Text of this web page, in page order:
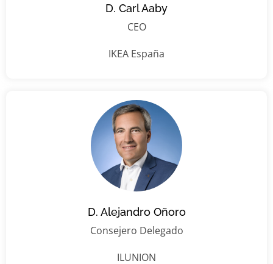
D. Carl Aaby
CEO
IKEA España
D. Alejandro Oñoro
Consejero Delegado
ILUNION